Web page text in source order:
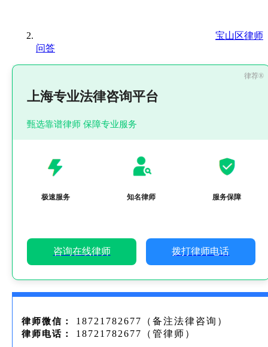
宝山区律师
问答
上海专业法律咨询平台
甄选靠谱律师 保障专业服务
极速服务 知名律师 服务保障
咨询在线律师 拨打律师电话
律师微信： 18721782677（备注法律咨询）
律师电话： 18721782677（管律师）